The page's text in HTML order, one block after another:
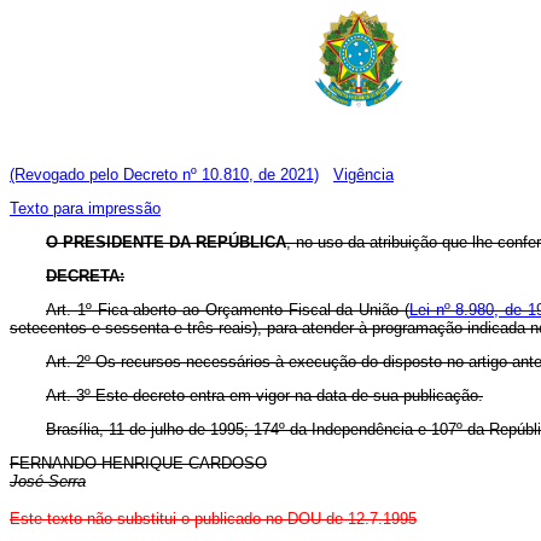
(Revogado pelo Decreto nº 10.810, de 2021)
Vigência
Texto para impressão
O PRESIDENTE DA REPÚBLICA, no uso da atribuição que lhe
DECRETA:
Art. 1º Fica aberto ao Orçamento Fiscal da União (Lei nº 8.980, de
setecentos e sessenta e três reais), para atender à programação indicada
Art. 2º Os recursos necessários à execução do disposto no artigo
Art. 3º Este decreto entra em vigor na data de sua publicação.
Brasília, 11 de julho de 1995; 174º da Independência e 107º da
FERNANDO HENRIQUE CARDOSO
José Serra
Este texto não substitui o publicado no DOU de 12.7.1995